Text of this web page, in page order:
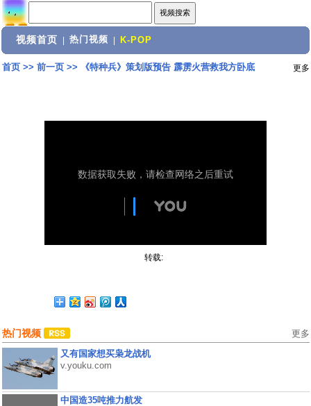
视频首页 热门视频 K-POP
首页>> 前一页>> 《特种兵》策划版预告 霹雳火营救我方卧底 更多
转载:
热门视频 更多
又有国家想买枭龙战机
v.youku.com
中国造35吨推力航发